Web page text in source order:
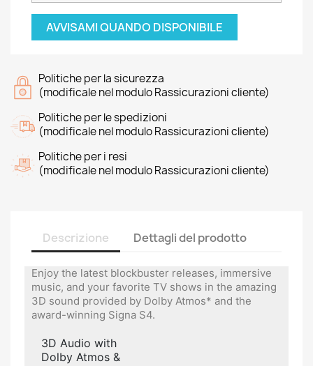
AVVISAMI QUANDO DISPONIBILE
Politiche per la sicurezza
(modificale nel modulo Rassicurazioni cliente)
Politiche per le spedizioni
(modificale nel modulo Rassicurazioni cliente)
Politiche per i resi
(modificale nel modulo Rassicurazioni cliente)
Descrizione Dettagli del prodotto
Enjoy the latest blockbuster releases, immersive
music, and your favorite TV shows in the amazing
3D sound provided by Dolby Atmos* and the
award-winning Signa S4.
3D Audio with
Dolby Atmos &